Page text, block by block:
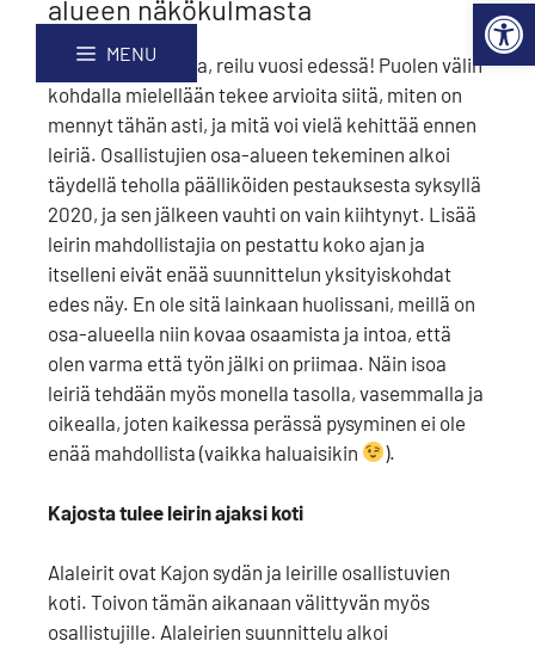
MENU
alueen näkökulmasta
alueen näkökulmasta
Reilu vuosi takana, reilu vuosi edessä! Puolen välin
kohdalla mielellään tekee arvioita siitä, miten on
mennyt tähän asti, ja mitä voi vielä kehittää ennen
leiriä. Osallistujien osa-alueen tekeminen alkoi
täydellä teholla päälliköiden pestauksesta syksyllä
2020, ja sen jälkeen vauhti on vain kiihtynyt. Lisää
leirin mahdollistajia on pestattu koko ajan ja
itselleni eivät enää suunnittelun yksityiskohdat
edes näy. En ole sitä lainkaan huolissani, meillä on
osa-alueella niin kovaa osaamista ja intoa, että
olen varma että työn jälki on priimaa. Näin isoa
leiriä tehdään myös monella tasolla, vasemmalla ja
oikealla, joten kaikessa perässä pysyminen ei ole
enää mahdollista (vaikka haluaisikin
).
Kajosta tulee leirin ajaksi koti
Alaleirit ovat Kajon sydän ja leirille osallistuvien
koti. Toivon tämän aikanaan välittyvän myös
osallistujille. Alaleirien suunnittelu alkoi